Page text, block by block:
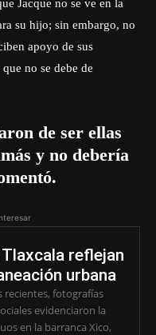
Jacque no se ve en la
su hijo; sin embargo, no
apoyo de sus
no se debe de
de ser ellas
y no debería
reflejan
urbana
recientes, fotografías
evidenciaron la
en la barranca Xico,